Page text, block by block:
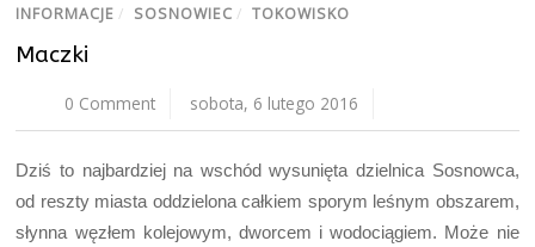
INFORMACJE / SOSNOWIEC / TOKOWISKO
Maczki
0 Comment sobota, 6 lutego 2016
Dziś to najbardziej na wschód wysunięta dzielnica Sosnowca,
od reszty miasta oddzielona całkiem sporym leśnym obszarem,
słynna węzłem kolejowym, dworcem i wodociągiem. Może nie